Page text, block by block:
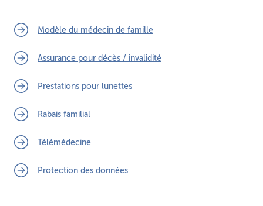
c
Modèle du médecin de famille
Assurance pour décès / invalidité
Prestations pour lunettes
Rabais familial
Télémédecine
Protection des données